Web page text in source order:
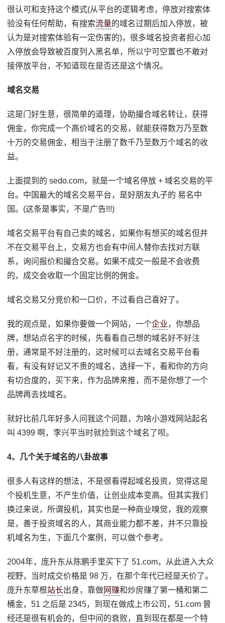
很认可和支持这个模式(从平台的逻辑考虑，停放对搜索体
验没有任何帮助，有搜索流量的域名过期后加入停放，被
认为是对搜索体验有一定伤害的)，很多域名投资者担心加
入停放会导致被百度列入黑名单，所以宁可空置也不敢对
接停放平台，不知道现在是否还是这个情况。
域名交易
这是门好生意，很简单的道理，协助撮合域名转让，获得
佣金，你完成一个高价域名的交易，就能获得数万乃至数
十万的交易佣金，相当于注册了数千乃至数万个域名的收
益。
上面提到的 sedo.com，就是一个域名停放 + 域名交易的平
台。中国最大的域名交易平台，是好朋友丸子的 易名中
国。(这条是事实，不是广告!!!)
域名交易平台有自己卖的域名，如果你有想买的域名但并
不在交易平台上，交易方也会有中间人替你去找对方联
系，询问报价和撮合交易。如果不成交一般是不会收费
的，成交会收取一个固定比例的佣金。
域名交易又分竞价和一口价，不过看自己喜好了。
我的观点是，如果你要做一个网站，一个企业，你想品
牌，想站点名字的时候，先看看自己想的域名好不好注
册，通常是不好注册的，这时候可以去域名交易平台看
看，有没有好记又不贵的域名，选择一下，看和你的方向
有切合度的，买下来，作为品牌来推，而不是你想了一个
品牌再去找域名。
就好比前几年好多人问我这个问题，为啥小游戏网站起名
叫 4399 啊，李兴平当时就捡到这个域名了呗。
4、几个关于域名的八卦故事
很多人有这样的想法，不是很看得起域名投资，觉得这是
个投机生意，不产生价值，让创业成本变高。但其实我们
换过来说，所谓投机，其实也是一种商业嗅觉，我的观察
是，善于投资域名的人，其商业能力都不差，并不只靠投
机域名为生，下面几个案例，可以做个参考。
2004年，庞升东从陈鹏手里买下了 51.com，从此进入大众
视野，当时成交价格是 98 万，在那个年代已经是天价了。
庞升东草根站长出身，靠做网赚和炒房赚了第一桶和第二
桶金，51 之后是 2345，到现在做成上市公司，51.com 曾
经还是很有机会的，但中间的衰败，直到现在都是一个特